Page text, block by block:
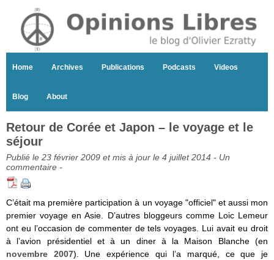
Home Archives Publications Podcasts Videos
Blog About
Retour de Corée et Japon – le voyage et le
séjour
Publié le 23 février 2009 et mis à jour le 4 juillet 2014 - Un
commentaire -
C’était ma première participation à un voyage "officiel" et aussi mon
premier voyage en Asie. D’autres bloggeurs comme Loic Lemeur
ont eu l’occasion de commenter de tels voyages. Lui avait eu droit
à l’avion présidentiel et à un diner à la Maison Blanche (en
novembre 2007). Une expérience qui l’a marqué, ce que je